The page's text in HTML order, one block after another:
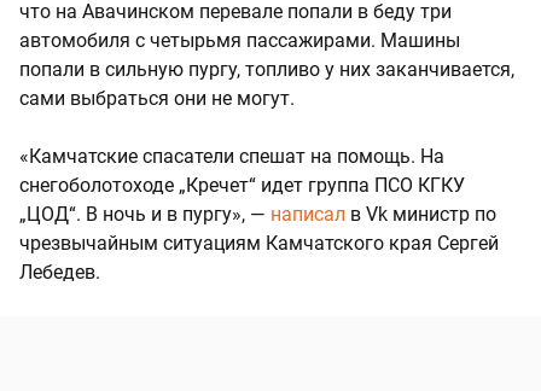
что на Авачинском перевале попали в беду три
автомобиля с четырьмя пассажирами. Машины
попали в сильную пургу, топливо у них заканчивается,
сами выбраться они не могут.
«Камчатские спасатели спешат на помощь. На
снегоболотоходе „Кречет“ идет группа ПСО КГКУ
„ЦОД“. В ночь и в пургу», — написал в Vk министр по
чрезвычайным ситуациям Камчатского края Сергей
Лебедев.